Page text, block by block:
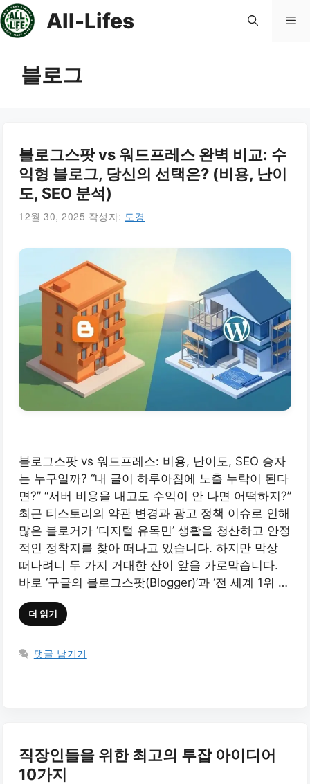
컨
텐
All-Lifes 메
블로그
블로그스팟 vs 워드프레스 완벽 비교: 수
익형 블로그, 당신의 선택은? (비용, 난이
도, SEO 분석)
12월 30, 2025 작성자: 도경
블로그스팟 vs 워드프레스: 비용, 난이도, SEO 승자
는 누구일까? “내 글이 하루아침에 노출 누락이 된다
면?” “서버 비용을 내고도 수익이 안 나면 어떡하지?”
최근 티스토리의 약관 변경과 광고 정책 이슈로 인해
많은 블로거가 ‘디지털 유목민’ 생활을 청산하고 안정
적인 정착지를 찾아 떠나고 있습니다. 하지만 막상
떠나려니 두 가지 거대한 산이 앞을 가로막습니다.
바로 ‘구글의 블로그스팟(Blogger)’과 ‘전 세계 1위 …
더 읽기
댓글 남기기
직장인들을 위한 최고의 투잡 아이디어
10가지